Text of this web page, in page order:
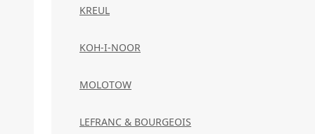
KREUL
KOH-I-NOOR
MOLOTOW
LEFRANC & BOURGEOIS